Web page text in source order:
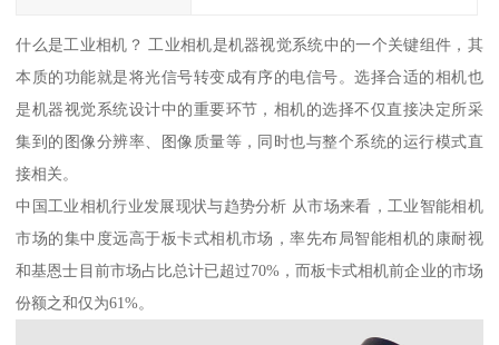
什么是工业相机？ 工业相机是机器视觉系统中的一个关键组件，其
本质的功能就是将光信号转变成有序的电信号。选择合适的相机也
是机器视觉系统设计中的重要环节，相机的选择不仅直接决定所采
集到的图像分辨率、图像质量等，同时也与整个系统的运行模式直
接相关。
中国工业相机行业发展现状与趋势分析 从市场来看，工业智能相机
市场的集中度远高于板卡式相机市场，率先布局智能相机的康耐视
和基恩士目前市场占比总计已超过70%，而板卡式相机前企业的市场
份额之和仅为61%。